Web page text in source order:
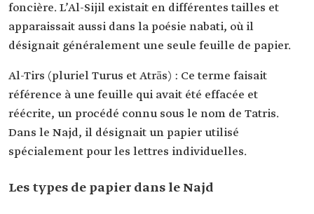
foncière. L’Al-Sijil existait en différentes tailles et
apparaissait aussi dans la poésie nabati, où il
désignait généralement une seule feuille de papier.
Al-Tirs (pluriel Turus et Atrās) : Ce terme faisait
référence à une feuille qui avait été effacée et
réécrite, un procédé connu sous le nom de Tatris.
Dans le Najd, il désignait un papier utilisé
spécialement pour les lettres individuelles.
Les types de papier dans le Najd